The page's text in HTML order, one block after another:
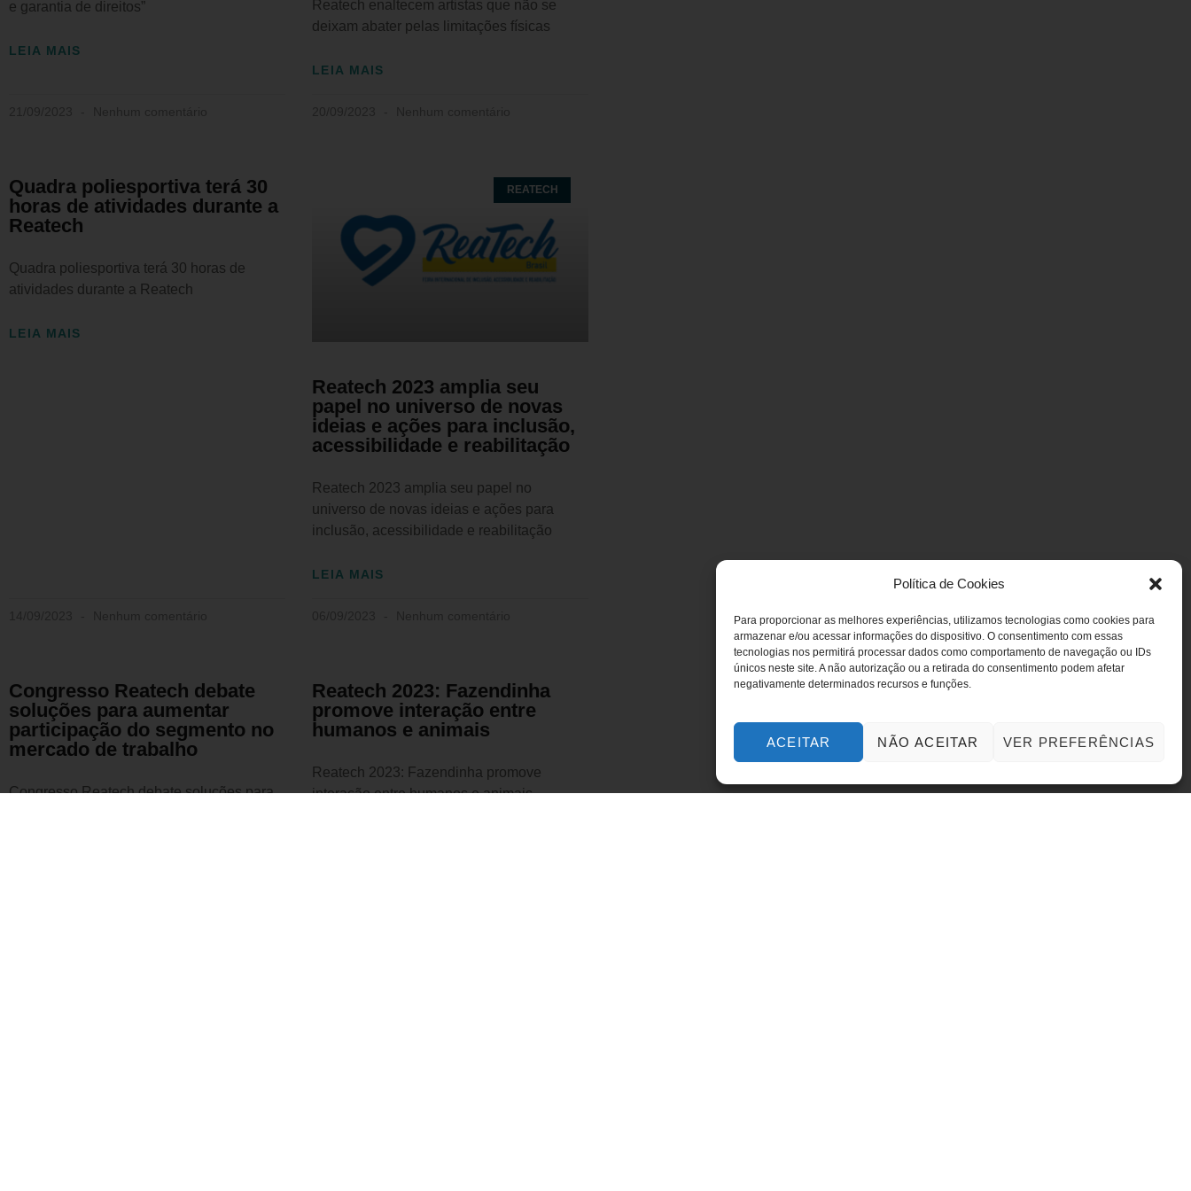
Política de Cookies
Para proporcionar as melhores experiências, utilizamos tecnologias como cookies para
armazenar e/ou acessar informações do dispositivo. O consentimento com essas
tecnologias nos permitirá processar dados como comportamento de navegação ou IDs
únicos neste site. A não autorização ou a retirada do consentimento podem afetar
negativamente determinados recursos e funções.
ACEITAR NÃO ACEITAR VER PREFERÊNCIAS
e garantia de direitos”
LEIA MAIS
Reatech enaltecem artistas que não se
deixam abater pelas limitações físicas
LEIA MAIS
Quadra poliesportiva terá 30
horas de atividades durante a
Reatech
Quadra poliesportiva terá 30 horas de
atividades durante a Reatech
LEIA MAIS
REATECH
Reatech 2023 amplia seu
papel no universo de novas
ideias e ações para inclusão,
acessibilidade e reabilitação
Reatech 2023 amplia seu papel no
universo de novas ideias e ações para
inclusão, acessibilidade e reabilitação
LEIA MAIS
Congresso Reatech debate
soluções para aumentar
participação do segmento no
mercado de trabalho
Congresso Reatech debate soluções para
Reatech 2023: Fazendinha
promove interação entre
humanos e animais
Reatech 2023: Fazendinha promove
interação entre humanos e animais